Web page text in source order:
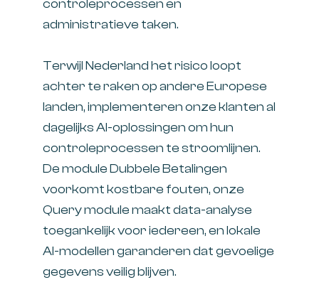
controleprocessen en
administratieve taken.
Terwijl Nederland het risico loopt
achter te raken op andere Europese
landen, implementeren onze klanten al
dagelijks AI-oplossingen om hun
controleprocessen te stroomlijnen.
De module Dubbele Betalingen
voorkomt kostbare fouten, onze
Query module maakt data-analyse
toegankelijk voor iedereen, en lokale
AI-modellen garanderen dat gevoelige
gegevens veilig blijven.